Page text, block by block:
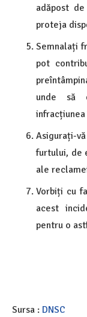
adăpost
proteja
Semnalați
pot
unde să
Asigurați-
furtului, de
ale
Vorbiți cu
acest
pentru o
Sursa : DNSC